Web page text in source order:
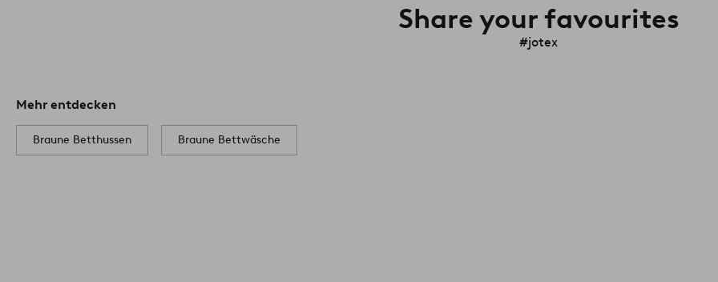
Share your favourites
#jotex
Mehr entdecken
Braune Betthussen Braune Bettwäsche